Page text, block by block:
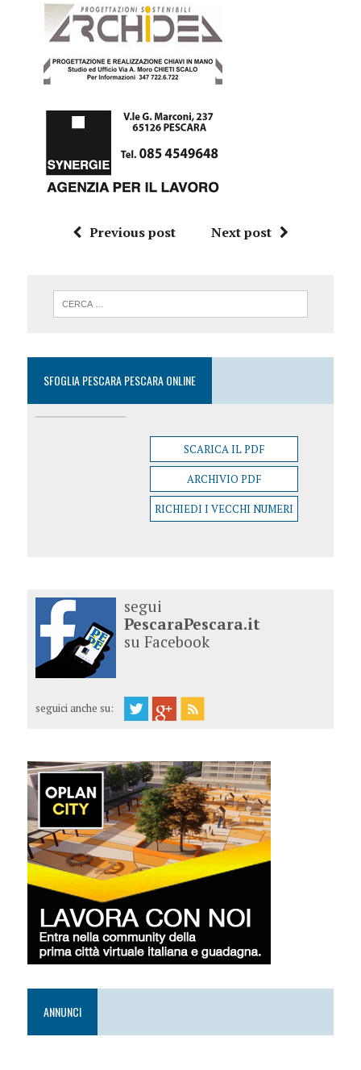
Previous post Next post
SFOGLIA PESCARA PESCARA ONLINE
SCARICA IL PDF
ARCHIVIO PDF
RICHIEDI I VECCHI NUMERI
segui
PescaraPescara.it
su Facebook
seguici anche su:
ANNUNCI